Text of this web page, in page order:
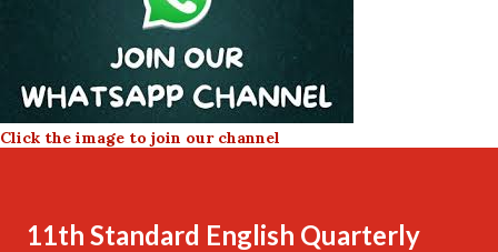
Click the image to join our channel
11th Standard English Quarterly